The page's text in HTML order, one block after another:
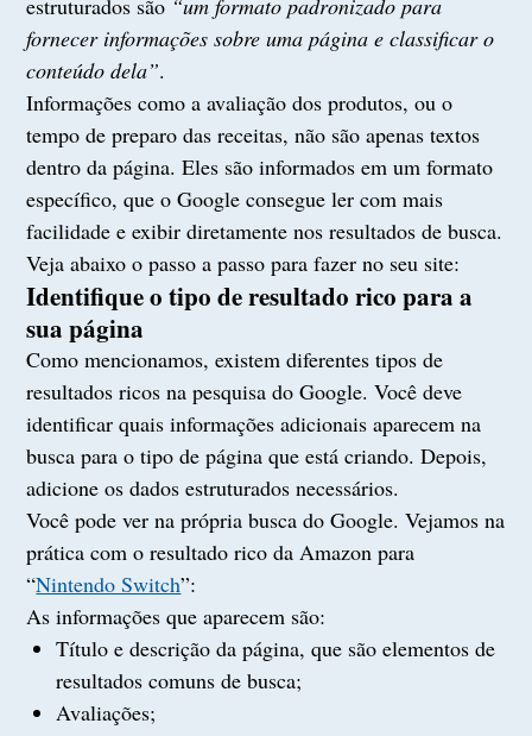
estruturados são “um formato padronizado para
fornecer informações sobre uma página e classificar o
conteúdo dela”.
Informações como a avaliação dos produtos, ou o
tempo de preparo das receitas, não são apenas textos
dentro da página. Eles são informados em um formato
específico, que o Google consegue ler com mais
facilidade e exibir diretamente nos resultados de busca.
Veja abaixo o passo a passo para fazer no seu site:
Identifique o tipo de resultado rico para a
sua página
Como mencionamos, existem diferentes tipos de
resultados ricos na pesquisa do Google. Você deve
identificar quais informações adicionais aparecem na
busca para o tipo de página que está criando. Depois,
adicione os dados estruturados necessários.
Você pode ver na própria busca do Google. Vejamos na
prática com o resultado rico da Amazon para
“Nintendo Switch”:
As informações que aparecem são:
Título e descrição da página, que são elementos de
resultados comuns de busca;
Avaliações;